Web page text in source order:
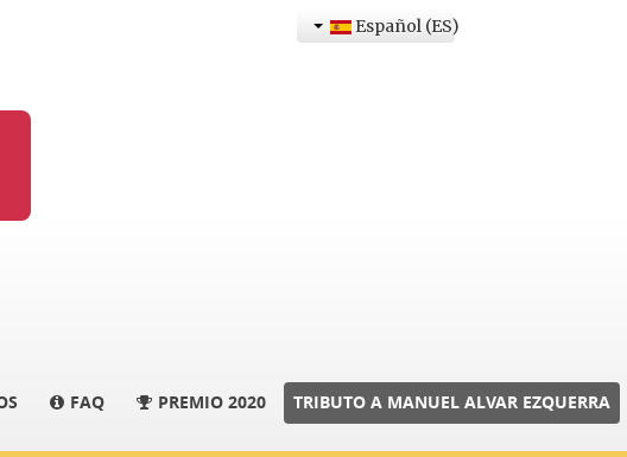
Español (ES)
FAQ PREMIO 2020 TRIBUTO A MANUEL ALVAR EZQUERRA